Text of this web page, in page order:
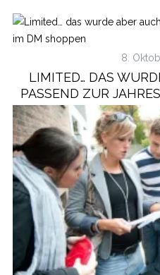
8.
LIMITED… DAS
PASSEND ZUR